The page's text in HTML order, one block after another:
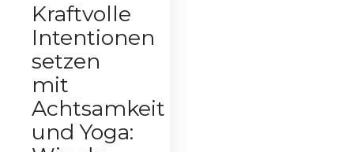
Kraftvolle
Intentionen
setzen
mit
Achtsamkeit
und Yoga: